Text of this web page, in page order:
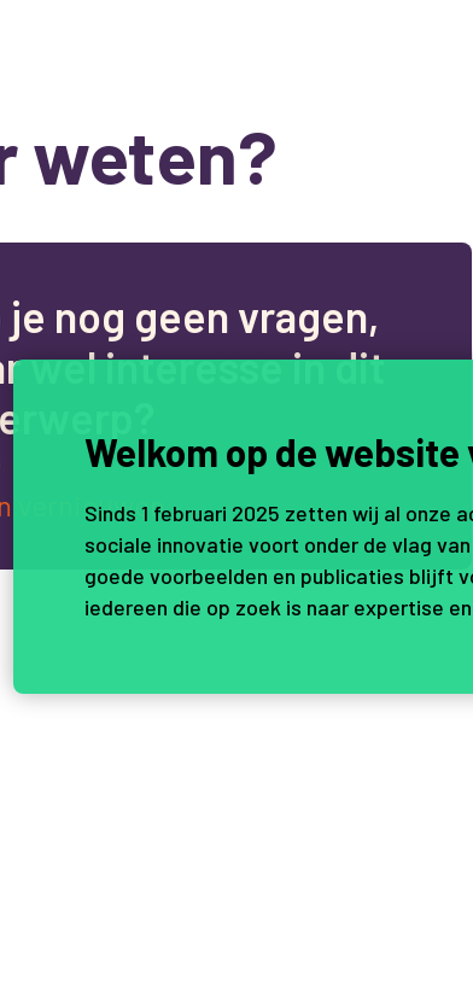
weten?
je nog geen vragen,
rwelinteresseindit
e
vernieuwen.
Welkom op de
Sinds 1 februari 2025 zetten wij al onze
sociale innovatie voort onder de vlag van
goede voorbeelden en publicaties blijft
iedereen die op zoek is naar expertise